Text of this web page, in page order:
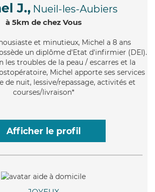
J., Nueil-les-Aubiers
à 5km de chez Vous
et minutieux, Michel a 8 ans
un diplôme d'Etat d'infirmier (DEI).
les troubles de la peau / escarres et la
Michel apporte ses services
de nuit, lessive/repassage, activités et
courses/livraison*
Afficher le profil